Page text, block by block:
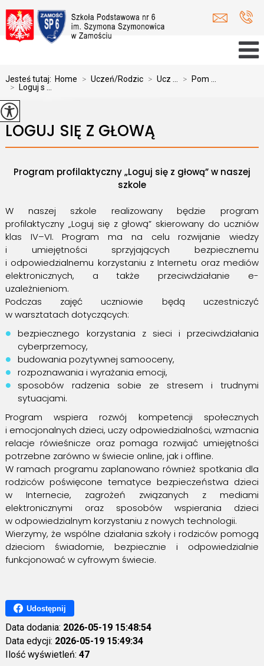
Jesteś tutaj: Home > Uczeń/Rodzic > Ucz ... >
Pom ...
>
Loguj s ...
LOGUJ SIĘ Z GŁOWĄ
Program profilaktyczny „Loguj się z głową” w naszej
szkole
W naszej szkole realizowany będzie program
profilaktyczny „Loguj się z głową” skierowany do uczniów
klas IV–VI. Program ma na celu rozwijanie wiedzy
i umiejętności sprzyjających bezpiecznemu
i odpowiedzialnemu korzystaniu z Internetu oraz mediów
elektronicznych, a także przeciwdziałanie e-
uzależnieniom.
Podczas zajęć uczniowie będą uczestniczyć
w warsztatach dotyczących:
bezpiecznego korzystania z sieci i przeciwdziałania
cyberprzemocy,
budowania pozytywnej samooceny,
rozpoznawania i wyrażania emocji,
sposobów radzenia sobie ze stresem i trudnymi
sytuacjami.
Program wspiera rozwój kompetencji społecznych
i emocjonalnych dzieci, uczy odpowiedzialności, wzmacnia
relacje rówieśnicze oraz pomaga rozwijać umiejętności
potrzebne zarówno w świecie online, jak i offline.
W ramach programu zaplanowano również spotkania dla
rodziców poświęcone tematyce bezpieczeństwa dzieci
w Internecie, zagrożeń związanych z mediami
elektronicznymi oraz sposobów wspierania dzieci
w odpowiedzialnym korzystaniu z nowych technologii.
Wierzymy, że wspólne działania szkoły i rodziców pomogą
dzieciom świadomie, bezpiecznie i odpowiedzialnie
funkcjonować w cyfrowym świecie.
Udostępnij
Data dodania: 2026-05-19 15:48:54
Data edycji: 2026-05-19 15:49:34
Ilość wyświetleń: 47